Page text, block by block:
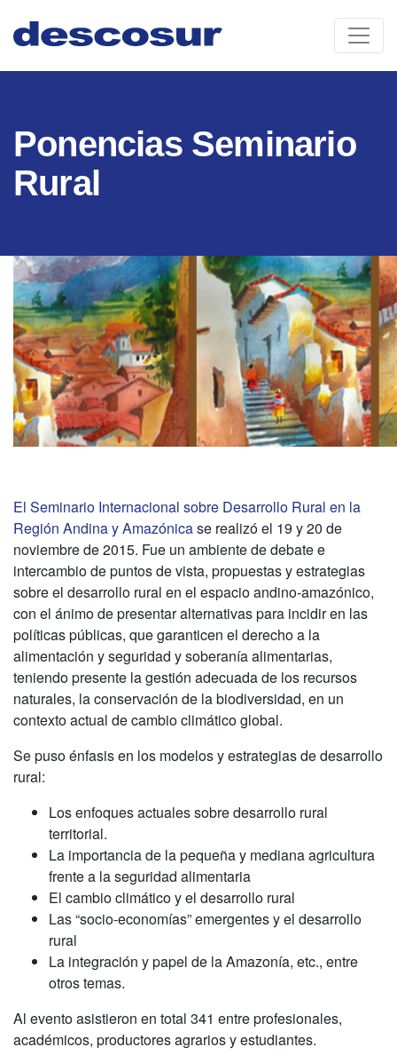
content
Ponencias Seminario
Rural
El Seminario Internacional sobre Desarrollo Rural en la
Región Andina y Amazónicase realizó el 19 y 20 de
noviembre de 2015. Fue un ambiente de debate e
intercambio de puntos de vista, propuestas y estrategias
sobre el desarrollo rural en el espacio andino-amazónico,
con el ánimo de presentar alternativas para incidir en las
políticas públicas, que garanticen el derecho a la
alimentación y seguridad y soberanía alimentarias,
teniendo presente la gestión adecuada de los recursos
naturales, la conservación de la biodiversidad, en un
contexto actual de cambio climático global.
Se puso énfasis en los modelos y estrategias de desarrollo
rural:
Los enfoques actuales sobre desarrollo rural
territorial.
La importancia de la pequeña y mediana agricultura
frente a la seguridad alimentaria
El cambio climático y el desarrollo rural
Las “socio-economías” emergentes y el desarrollo
rural
La integración y papel de la Amazonía, etc., entre
otros temas.
Al evento asistieron en total 341 entre profesionales,
académicos, productores agrarios y estudiantes.